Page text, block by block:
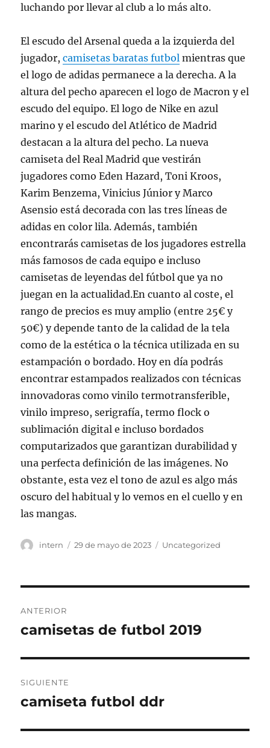
luchando por llevar al club a lo más alto.
El escudo del Arsenal queda a la izquierda del
jugador,camisetas baratas futbol mientras que
el logo de adidas permanece a la derecha. A la
altura del pecho aparecen el logo de Macron y el
escudo del equipo. El logo de Nike en azul
marino y el escudo del Atlético de Madrid
destacan a la altura del pecho. La nueva
camiseta del Real Madrid que vestirán
jugadores como Eden Hazard, Toni Kroos,
Karim Benzema, Vinicius Júnior y Marco
Asensio está decorada con las tres líneas de
adidas en color lila. Además, también
encontrarás camisetas de los jugadores estrella
más famosos de cada equipo e incluso
camisetas de leyendas del fútbol que ya no
juegan en la actualidad.En cuanto al coste, el
rango de precios es muy amplio (entre 25€ y
50€) y depende tanto de la calidad de la tela
como de la estética o la técnica utilizada en su
estampación o bordado. Hoy en día podrás
encontrar estampados realizados con técnicas
innovadoras como vinilo termotransferible,
vinilo impreso, serigrafía, termo flock o
sublimación digital e incluso bordados
computarizados que garantizan durabilidad y
una perfecta definición de las imágenes. No
obstante, esta vez el tono de azul es algo más
oscuro del habitual y lo vemos en el cuello y en
las mangas.
Autor
intern
Publicado
29 de mayo de 2023 Categorías
Uncategorized
de
ANTERIOR
Entrada
camisetas de futbol 2019
SIGUIENTE
Entrada
camiseta futbol ddr